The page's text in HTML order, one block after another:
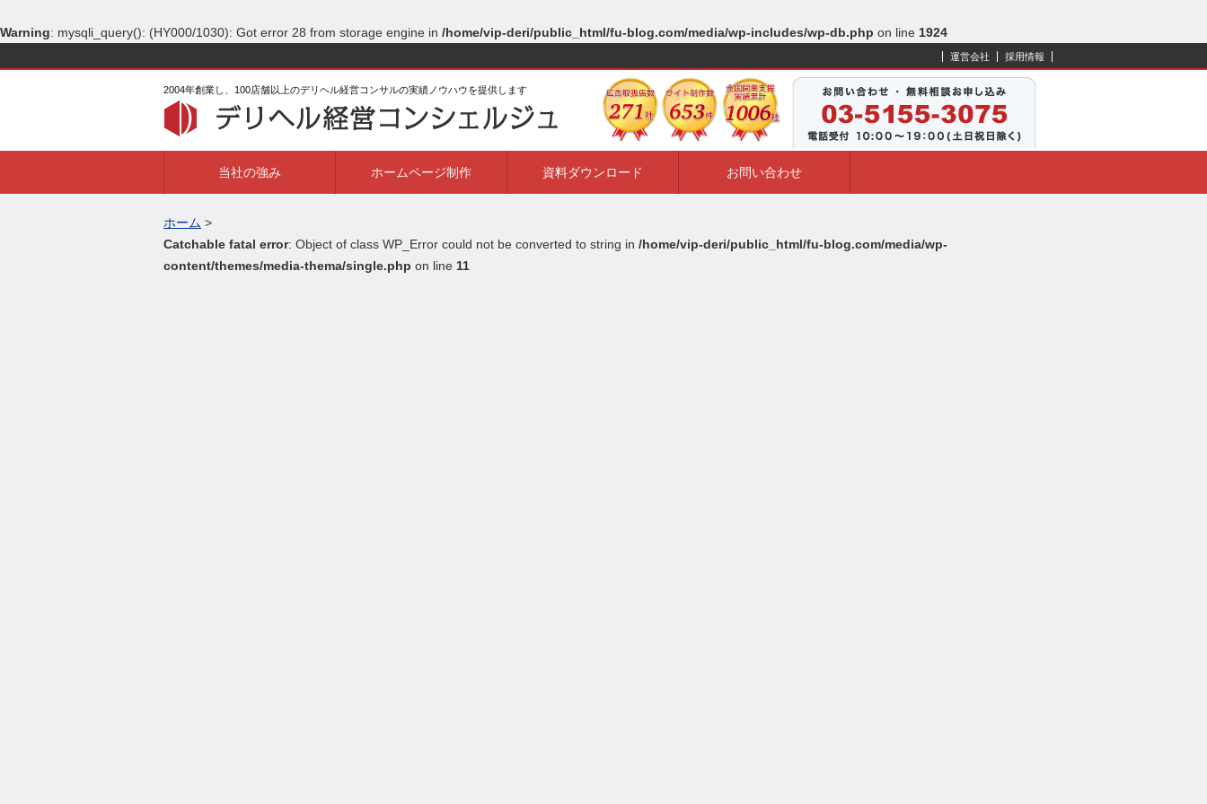
Warning: mysqli_query(): (HY000/1030): Got error 28 from storage engine in /home/vip-deri/public_html/fu-blog.com/media/wp-includes/wp-db.php on line 1924
2004年創業し、100店舗以上のデリヘル経営コンサルの実績ノウハウを提供します
運営会社 採用情報
当社の強み ホームページ制作 資料ダウンロード お問い合わせ
ホーム >
Catchable fatal error: Object of class WP_Error could not be converted to string in /home/vip-deri/public_html/fu-blog.com/media/wp-
content/themes/media-thema/single.php on line 11